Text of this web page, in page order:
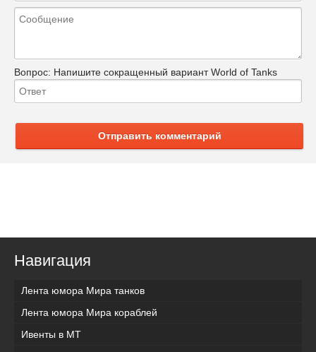
Вопрос: Напишите сокращенный вариант World of Tanks
Отправить комментарий
Навигация
Лента юмора Мира танков
Лента юмора Мира кораблей
Ивенты в МТ